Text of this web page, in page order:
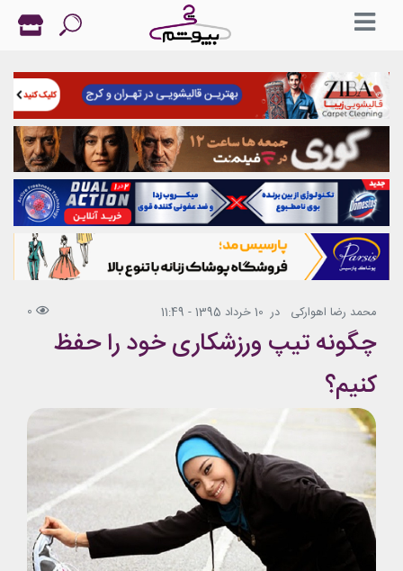
محمد رضا اهوارکی در 10 خرداد 1395 - 11:49 0
چگونه تیپ ورزشکاری خود را حفظ
کنیم؟